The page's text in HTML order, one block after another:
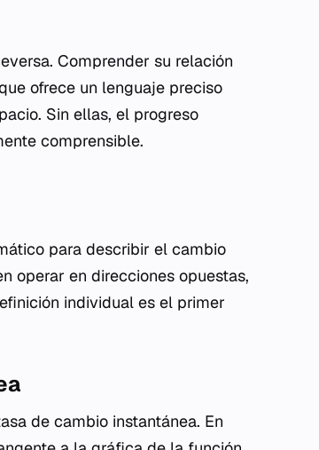
Comprender su relación
ofrece un lenguaje preciso
Sin ellas, el progreso
comprensible.
para describir el cambio
operar en direcciones opuestas,
individual es el primer
de cambio instantánea. En